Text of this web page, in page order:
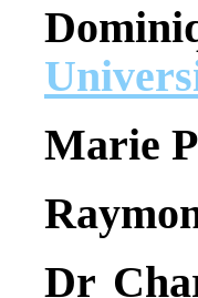
Marie
Dr